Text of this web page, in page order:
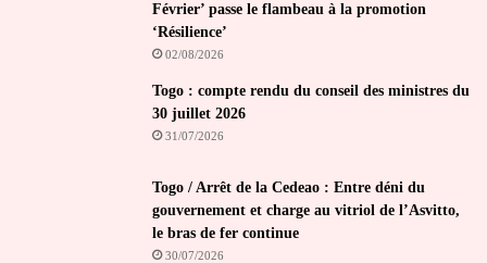
Février’ passe le flambeau à la promotion
‘Résilience’
02/08/2026
Togo : compte rendu du conseil des ministres du
30 juillet 2026
31/07/2026
Togo / Arrêt de la Cedeao : Entre déni du
gouvernement et charge au vitriol de l’Asvitto,
le bras de fer continue
30/07/2026